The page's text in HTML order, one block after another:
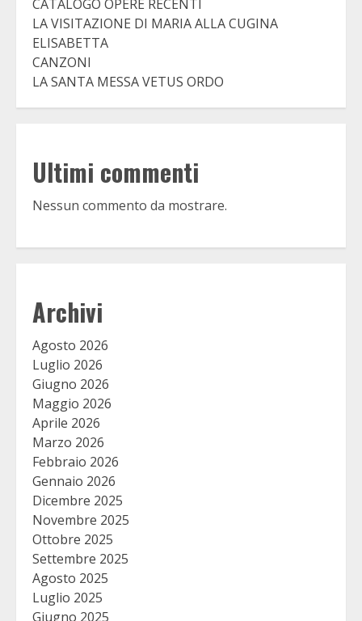
CATALOGO OPERE RECENTI
LA VISITAZIONE DI MARIA ALLA CUGINA
ELISABETTA
CANZONI
LA SANTA MESSA VETUS ORDO
Ultimi commenti
Nessun commento da mostrare.
Archivi
Agosto 2026
Luglio 2026
Giugno 2026
Maggio 2026
Aprile 2026
Marzo 2026
Febbraio 2026
Gennaio 2026
Dicembre 2025
Novembre 2025
Ottobre 2025
Settembre 2025
Agosto 2025
Luglio 2025
Giugno 2025